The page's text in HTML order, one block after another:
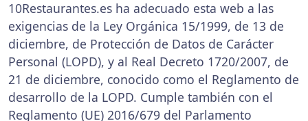
10Restaurantes.es ha adecuado esta web a las
exigencias de la Ley Orgánica 15/1999, de 13 de
diciembre, de Protección de Datos de Carácter
Personal (LOPD), y al Real Decreto 1720/2007, de
21 de diciembre, conocido como el Reglamento de
desarrollo de la LOPD. Cumple también con el
Reglamento (UE) 2016/679 del Parlamento